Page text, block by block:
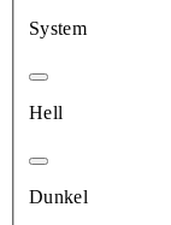
System
Hell
Dunkel